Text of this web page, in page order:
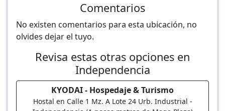
Comentarios
No existen comentarios para esta ubicación, no
olvides dejar el tuyo.
Revisa estas otras opciones en
Independencia
KYODAI - Hospedaje & Turismo
Hostal en Calle 1 Mz. A Lote 24 Urb. Industrial -